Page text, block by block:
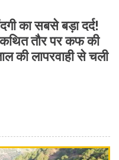
का सबसे बड़ा दर्द!
तौर पर कफ की
की लापरवाही से चली